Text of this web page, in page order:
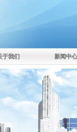
于我们 新闻中心